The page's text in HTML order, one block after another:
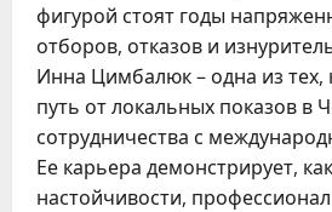
фигурой стоят годы
отборов, отказов и
Инна Цимбалюк – одна из тех,
путь от локальных показов в
сотрудничества с
Ее карьера демонстрирует,
настойчивости,